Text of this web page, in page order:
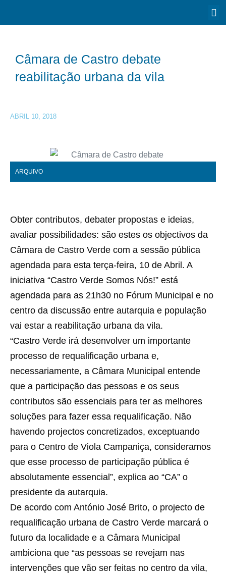
Câmara de Castro debate
reabilitação urbana da vila
ABRIL 10, 2018
ARQUIVO
Obter contributos, debater propostas e ideias,
avaliar possibilidades: são estes os objectivos da
Câmara de Castro Verde com a sessão pública
agendada para esta terça-feira, 10 de Abril. A
iniciativa “Castro Verde Somos Nós!” está
agendada para as 21h30 no Fórum Municipal e no
centro da discussão entre autarquia e população
vai estar a reabilitação urbana da vila.
“Castro Verde irá desenvolver um importante
processo de requalificação urbana e,
necessariamente, a Câmara Municipal entende
que a participação das pessoas e os seus
contributos são essenciais para ter as melhores
soluções para fazer essa requalificação. Não
havendo projectos concretizados, exceptuando
para o Centro de Viola Campaniça, consideramos
que esse processo de participação pública é
absolutamente essencial”, explica ao “CA” o
presidente da autarquia.
De acordo com António José Brito, o projecto de
requalificação urbana de Castro Verde marcará o
futuro da localidade e a Câmara Municipal
ambiciona que “as pessoas se revejam nas
intervenções que vão ser feitas no centro da vila,